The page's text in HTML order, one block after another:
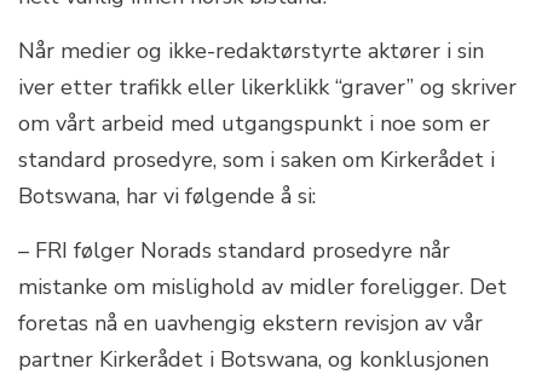
Når medier og ikke-redaktørstyrte aktører i sin
iver etter trafikk eller likerklikk “graver” og skriver
om vårt arbeid med utgangspunkt i noe som er
standard prosedyre, som i saken om Kirkerådet i
Botswana, har vi følgende å si:
– FRI følger Norads standard prosedyre når
mistanke om mislighold av midler foreligger. Det
foretas nå en uavhengig ekstern revisjon av vår
partner Kirkerådet i Botswana, og konklusjonen